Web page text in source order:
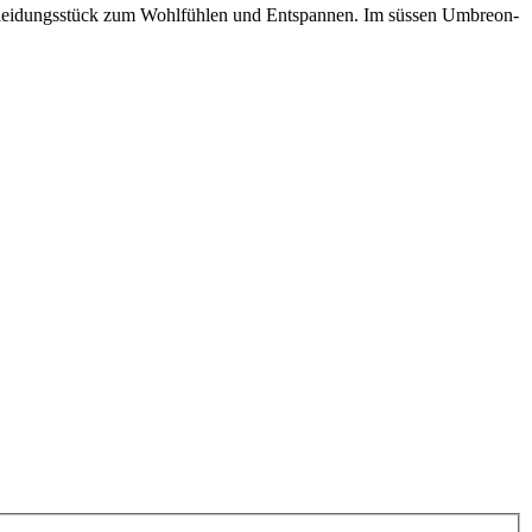
zum Wohlfühlen und Entspannen. Im süssen Umbreon-